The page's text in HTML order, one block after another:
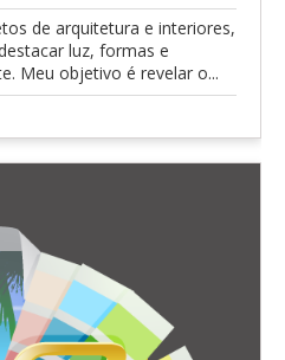
de arquitetura e interiores,
luz, formas e
Meu objetivo é revelar o...